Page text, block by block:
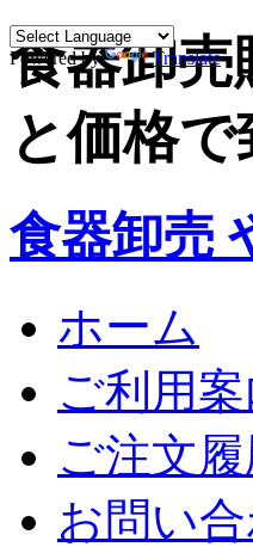
Powered by Translate
食器卸売
と価格
食器卸売
ホーム
ご利用案
ご注文
お問い